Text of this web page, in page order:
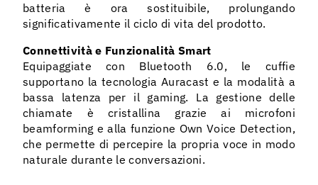
batteria è ora sostituibile, prolungando
significativamente il ciclo di vita del prodotto.
Connettività e Funzionalità Smart
Equipaggiate con Bluetooth 6.0, le cuffie
supportano la tecnologia Auracast e la modalità a
bassa latenza per il gaming. La gestione delle
chiamate è cristallina grazie ai microfoni
beamforming e alla funzione Own Voice Detection,
che permette di percepire la propria voce in modo
naturale durante le conversazioni.